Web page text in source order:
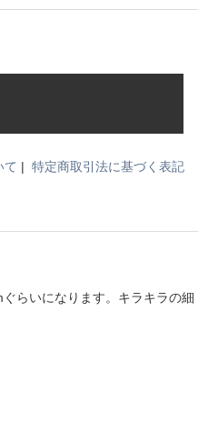
て | 特定商取引法に基づく表記
らいになります。キラキラの細